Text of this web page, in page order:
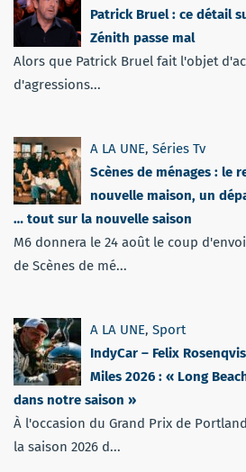
Patrick Bruel : ce détail
Zénith passe mal
Alors que Patrick Bruel fait l'objet
d'agressions...
A LA UNE, Séries Tv
Scènes de ménages : le
nouvelle maison, un
… tout sur la nouvelle saison
M6 donnera le 24 août le coup
de Scènes de mé...
A LA UNE, Sport
IndyCar – Felix
Miles 2026 : « Long
dans notre saison »
À l'occasion du Grand Prix de
la saison 2026 d...